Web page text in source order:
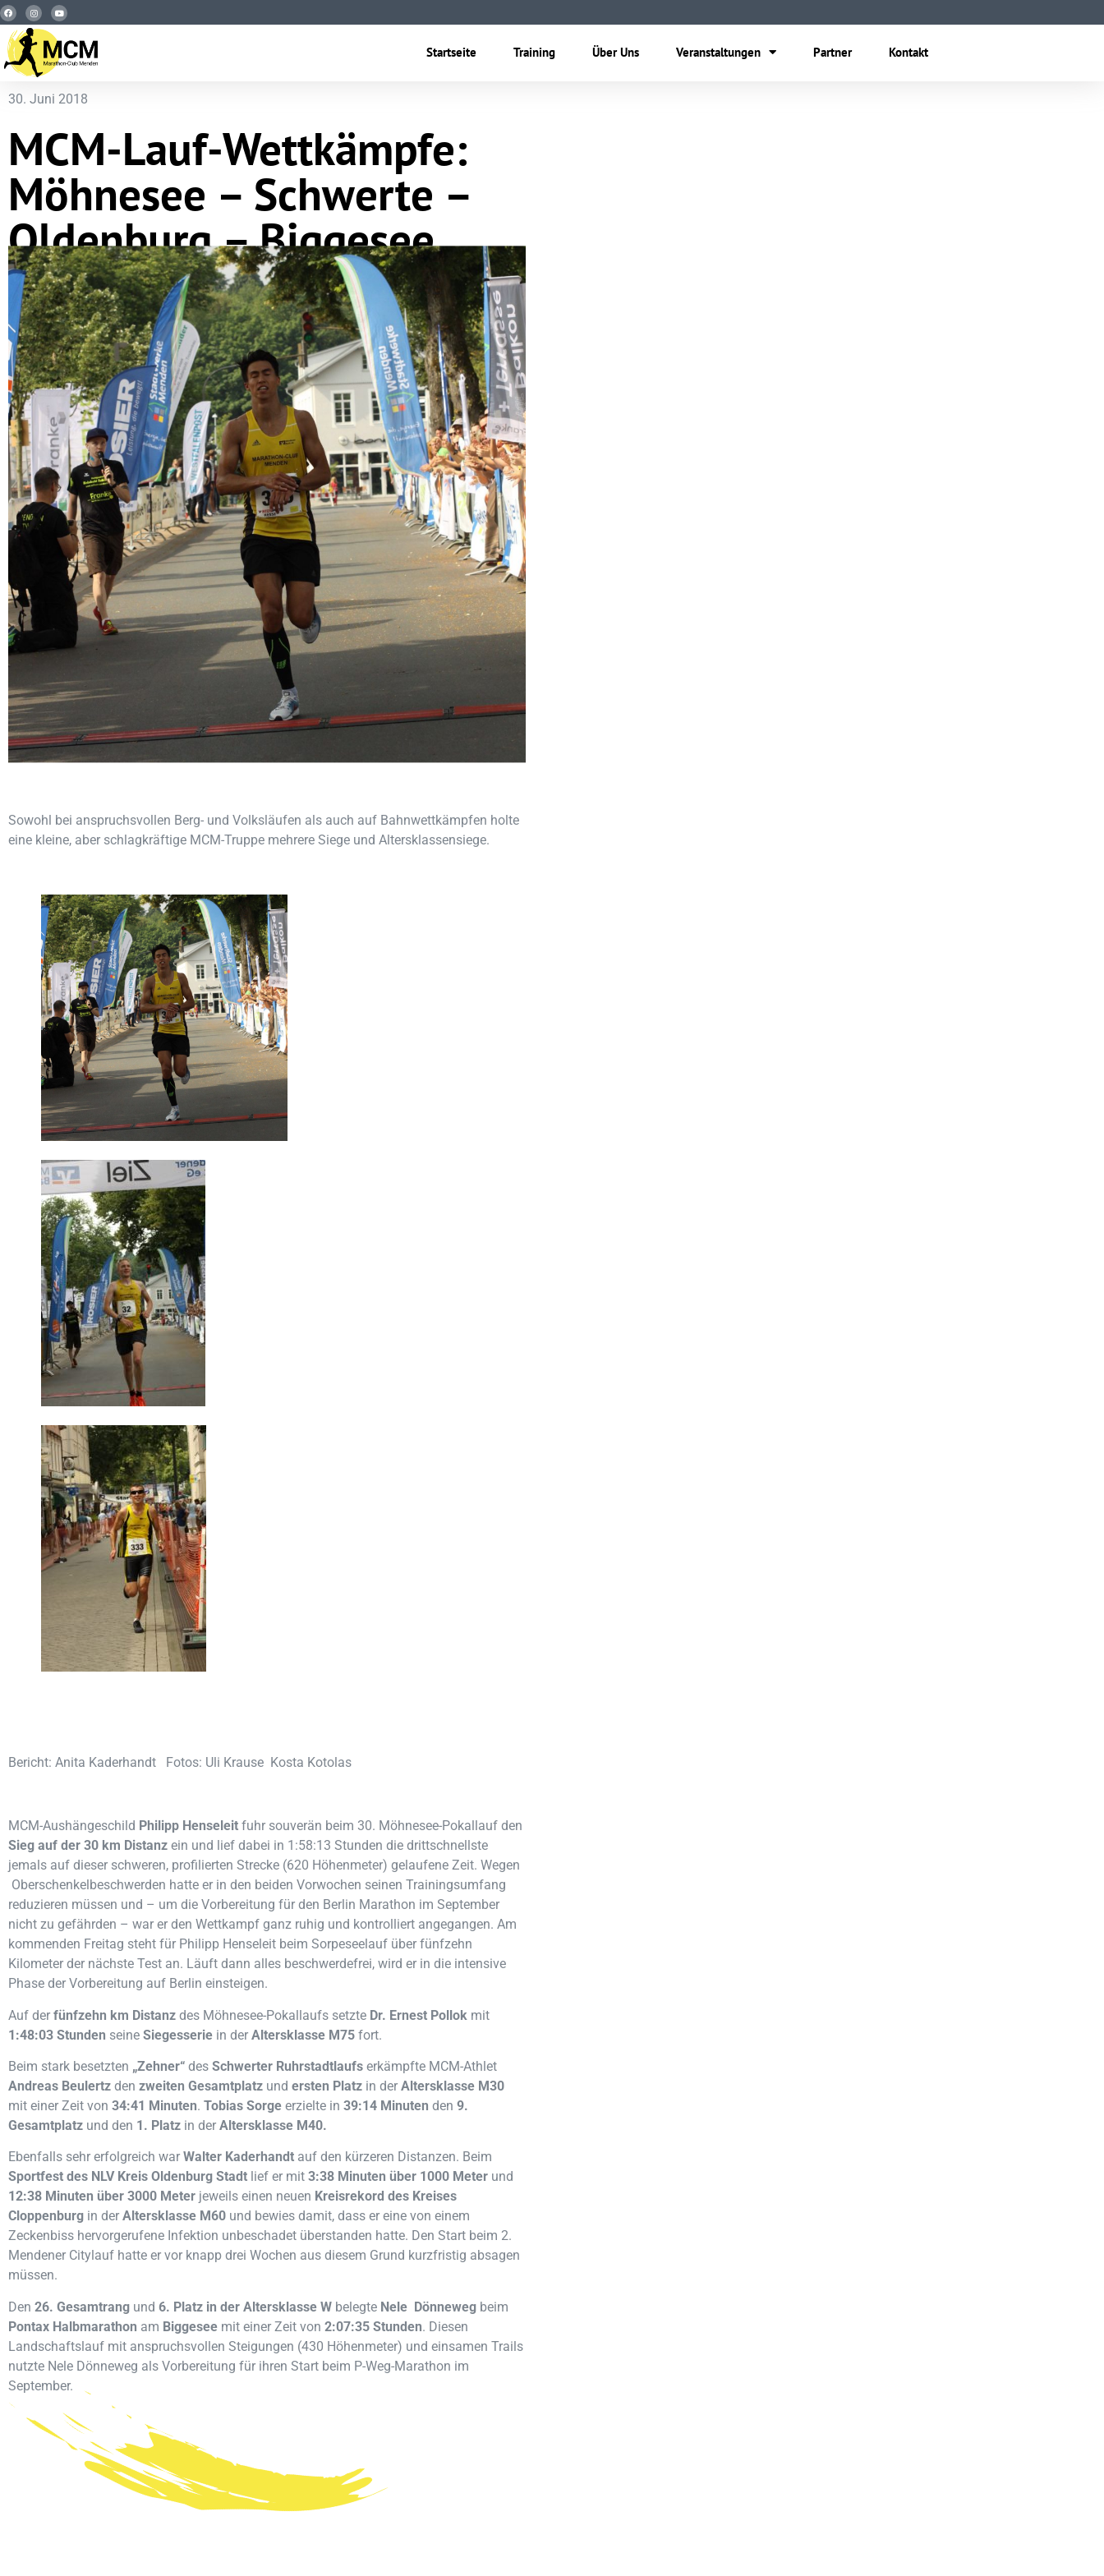
Startseite Training Über Uns Veranstaltungen Partner Kontakt
30. Juni 2018
MCM-Lauf-Wettkämpfe:
Möhnesee – Schwerte –
Oldenburg – Biggesee
Sowohl bei anspruchsvollen Berg- und Volksläufen als auch auf Bahnwettkämpfen holte
eine kleine, aber schlagkräftige MCM-Truppe mehrere Siege und Altersklassensiege.
Bericht: Anita Kaderhandt Fotos: Uli Krause Kosta Kotolas
MCM-Aushängeschild Philipp Henseleit fuhr souverän beim 30. Möhnesee-Pokallauf den
Sieg auf der 30 km Distanz ein und lief dabei in 1:58:13 Stunden die drittschnellste
jemals auf dieser schweren, profilierten Strecke (620 Höhenmeter) gelaufene Zeit. Wegen
Oberschenkelbeschwerden hatte er in den beiden Vorwochen seinen Trainingsumfang
reduzieren müssen und – um die Vorbereitung für den Berlin Marathon im September
nicht zu gefährden – war er den Wettkampf ganz ruhig und kontrolliert angegangen. Am
kommenden Freitag steht für Philipp Henseleit beim Sorpeseelauf über fünfzehn
Kilometer der nächste Test an. Läuft dann alles beschwerdefrei, wird er in die intensive
Phase der Vorbereitung auf Berlin einsteigen.
Auf der fünfzehn km Distanz des Möhnesee-Pokallaufs setzte Dr. Ernest Pollok mit
1:48:03 Stunden seine Siegesserie in der Altersklasse M75 fort.
Beim stark besetzten „Zehner“ des Schwerter Ruhrstadtlaufs erkämpfte MCM-Athlet
Andreas Beulertz den zweiten Gesamtplatz und ersten Platz in der Altersklasse M30
mit einer Zeit von 34:41 Minuten. Tobias Sorge erzielte in 39:14 Minuten den 9.
Gesamtplatz und den 1. Platz in der Altersklasse M40.
Ebenfalls sehr erfolgreich war Walter Kaderhandt auf den kürzeren Distanzen. Beim
Sportfest des NLV Kreis Oldenburg Stadt lief er mit 3:38 Minuten über 1000 Meter und
12:38 Minuten über 3000 Meter jeweils einen neuen Kreisrekord des Kreises
Cloppenburg in der Altersklasse M60 und bewies damit, dass er eine von einem
Zeckenbiss hervorgerufene Infektion unbeschadet überstanden hatte. Den Start beim 2.
Mendener Citylauf hatte er vor knapp drei Wochen aus diesem Grund kurzfristig absagen
müssen.
Den 26. Gesamtrang und 6. Platz in der Altersklasse W belegte Nele Dönneweg beim
Pontax Halbmarathon am Biggesee mit einer Zeit von 2:07:35 Stunden. Diesen
Landschaftslauf mit anspruchsvollen Steigungen (430 Höhenmeter) und einsamen Trails
nutzte Nele Dönneweg als Vorbereitung für ihren Start beim P-Weg-Marathon im
September.